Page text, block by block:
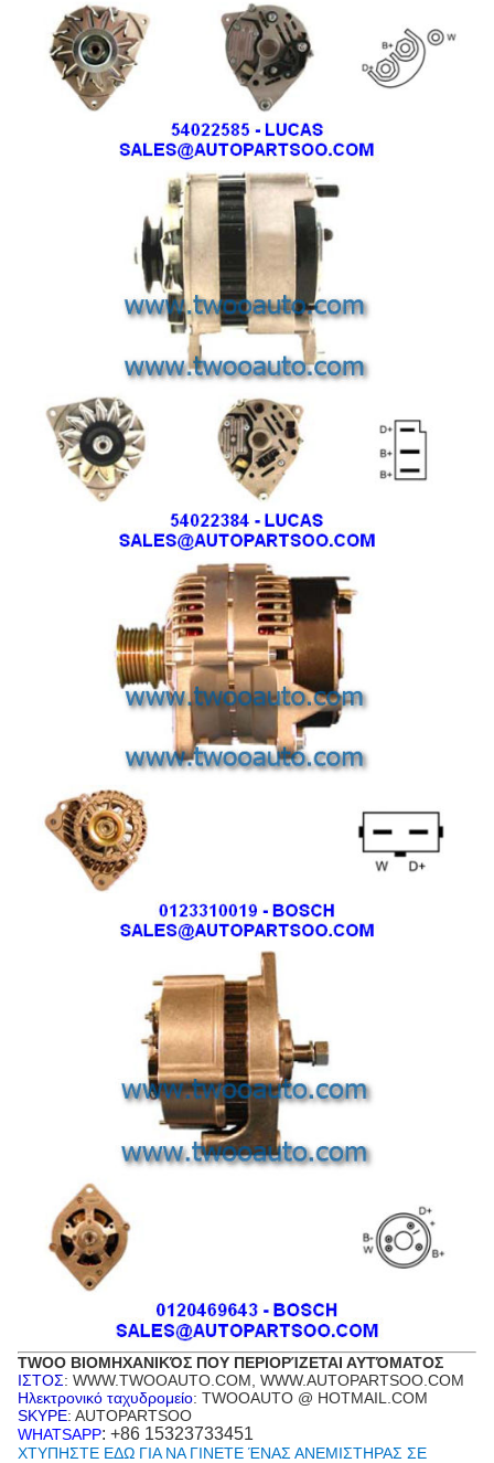
TWOO ΒΙΟΜΗΧΑΝΙΚΌΣ ΠΟΥ ΠΕΡΙΟΡΊΖΕΤΑΙ ΑΥΤΌΜΑΤΟΣ
ΙΣΤΟΣ: WWW.TWOOAUTO.COM, WWW.AUTOPARTSOO.COM
Ηλεκτρονικό ταχυδρομείο: TWOOAUTO @ HOTMAIL.COM
SKYPE: AUTOPARTSOO
WHATSAPP: +86 15323733451
ΧΤΥΠΗΣΤΕ ΕΔΩ ΓΙΑ ΝΑ ΓΙΝΕΤΕ ΈΝΑΣ ΑΝΕΜΙΣΤΗΡΑΣ ΣΕ